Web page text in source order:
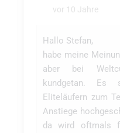
vor 10 Jahre
Hallo Stefan,
habe meine
aber bei
kundgetan.
Eliteläufern zum
Anstiege
da wird oftmals